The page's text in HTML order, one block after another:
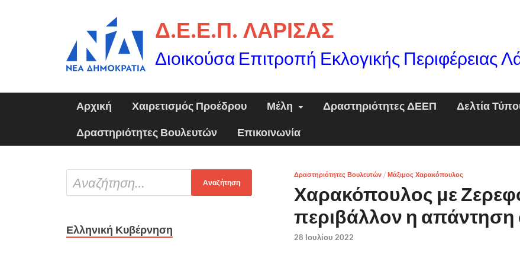
Δ.Ε.Ε.Π. ΛΑΡΙΣΑΣ
Διοικούσα Επιτροπή Εκλογικής Περιφέρειας
Αρχική Χαιρετισμός Προέδρου Μέλη Δραστηριότητες ΔΕΕΠ Δελτία
Δραστηριότητες Βουλευτών Επικοινωνία
Δραστηριότητες Βουλευτών / Μάξιμος Χαρακόπουλος
Χαρακόπουλος με
περιβάλλον η απάντηση
28 Ιουλίου 2022
Ελληνική Κυβέρνηση